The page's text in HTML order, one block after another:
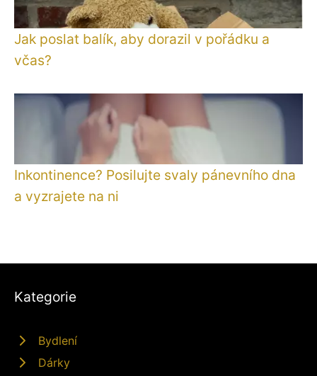
Jak poslat balík, aby dorazil v pořádku a
včas?
Inkontinence? Posilujte svaly pánevního dna
a vyzrajete na ni
Kategorie
Bydlení
Dárky